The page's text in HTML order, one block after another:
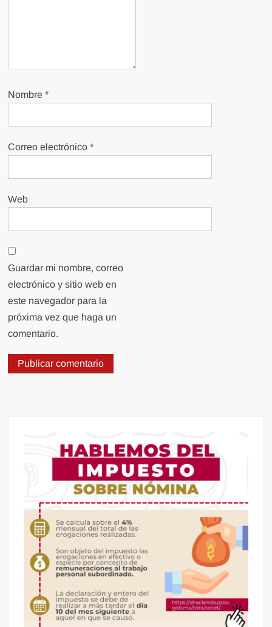
Nombre*
Correo electrónico*
Web
Guardar mi nombre, correo
electrónico y sitio web en
este navegador para la
próxima vez que haga un
comentario.